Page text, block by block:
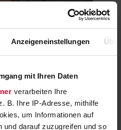
Anzeigeneinstellungen
mit Ihren Daten
verarbeiten Ihre
B. Ihre IP-Adresse, mithilfe
um Informationen auf
und darauf zuzugreifen und so
– MDR-Reihe „exactly“